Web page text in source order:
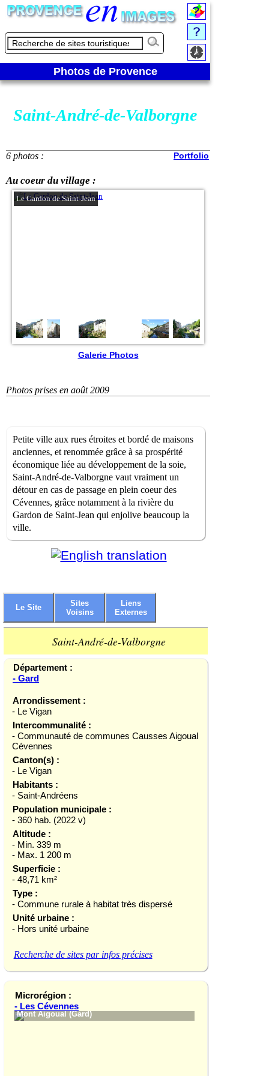
Photos de Provence
Saint-André-de-Valborgne
6 photos : Portfolio
Au coeur du village :
Le Gardon de Saint-Jean
Galerie Photos
Photos prises en août 2009
Petite ville aux rues étroites et bordé de maisons
anciennes, et renommée grâce à sa prospérité
économique liée au développement de la soie,
Saint-André-de-Valborgne vaut vraiment un
détour en cas de passage en plein coeur des
Cévennes, grâce notamment à la rivière du
Gardon de Saint-Jean qui enjolive beaucoup la
ville.
Le Site
Sites
Voisins
Liens
Externes
Saint-André-de-Valborgne
Département :
- Gard
Arrondissement :
- Le Vigan
Intercommunalité :
- Communauté de communes Causses Aigoual
Cévennes
Canton(s) :
- Le Vigan
Habitants :
- Saint-Andréens
Population municipale :
- 360 hab. (2022 v)
Altitude :
- Min. 339 m
- Max. 1 200 m
Superficie :
- 48,71 km²
Type :
- Commune rurale à habitat très dispersé
Unité urbaine :
- Hors unité urbaine
Recherche de sites par infos précises
Microrégion :
- Les Cévennes
Mont Aigoual (Gard)